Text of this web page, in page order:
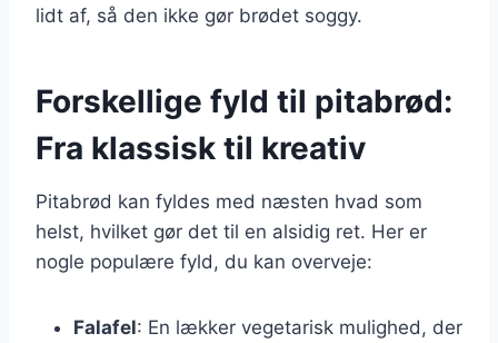
lidt af, så den ikke gør brødet soggy.
Forskellige fyld til pitabrød:
Fra klassisk til kreativ
Pitabrød kan fyldes med næsten hvad som
helst, hvilket gør det til en alsidig ret. Her er
nogle populære fyld, du kan overveje:
Falafel: En lækker vegetarisk mulighed, der